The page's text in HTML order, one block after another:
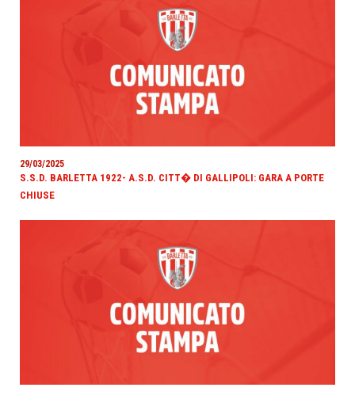
29/03/2025
S.S.D. BARLETTA 1922- A.S.D. CITT� DI GALLIPOLI: GARA A PORTE
CHIUSE